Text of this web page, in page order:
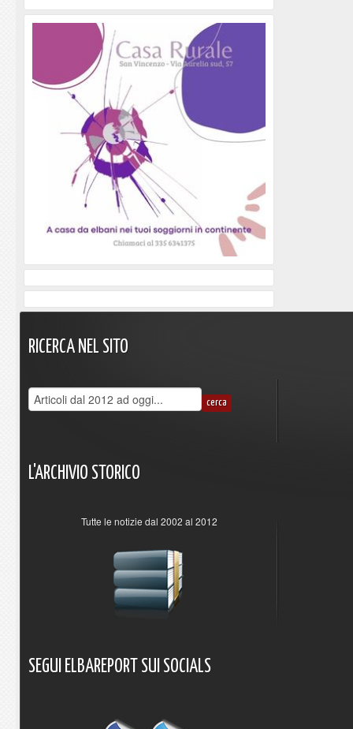
RICERCA NEL SITO
L'ARCHIVIO STORICO
Tutte le notizie dal 2002 al 2012
SEGUI ELBAREPORT SUI SOCIALS